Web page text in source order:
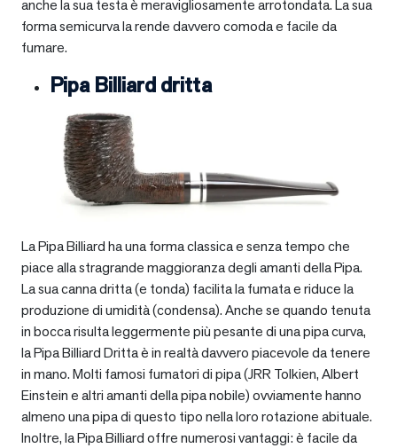
anche la sua testa è meravigliosamente arrotondata. La sua
forma semicurva la rende davvero comoda e facile da
fumare.
Pipa Billiard dritta
La Pipa Billiard ha una forma classica e senza tempo che
piace alla stragrande maggioranza degli amanti della Pipa.
La sua canna dritta (e tonda) facilita la fumata e riduce la
produzione di umidità (condensa). Anche se quando tenuta
in bocca risulta leggermente più pesante di una pipa curva,
la Pipa Billiard Dritta è in realtà davvero piacevole da tenere
in mano. Molti famosi fumatori di pipa (JRR Tolkien, Albert
Einstein e altri amanti della pipa nobile) ovviamente hanno
almeno una pipa di questo tipo nella loro rotazione abituale.
Inoltre, la Pipa Billiard offre numerosi vantaggi: è facile da